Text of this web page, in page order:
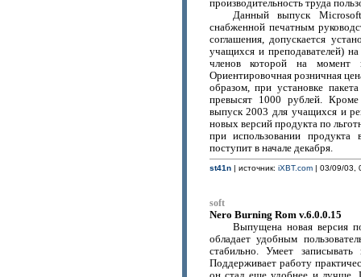
производительность труда
Данный выпуск
снабженной печатным
соглашения, допускается
учащихся и преподавателей)
членов которой на момент
Ориентировочная розничная
образом, при установке
превысят 1000 рублей.
выпуск 2003 для учащихся и
новых версий продукта по
при использовании
поступит в начале декабря.
st41n| источник: iXBT.com| 03/09/03,
soft
Nero Burning Rom v.6.0.0.15
Выпущена новая версия
обладает удобным
стабильно. Умеет
Поддерживает работу